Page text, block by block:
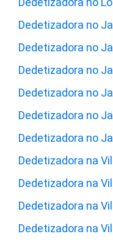
Dedetizadora no
Dedetizadora no
Dedetizadora no
Dedetizadora no
Dedetizadora no
Dedetizadora no
Dedetizadora na
Dedetizadora na
Dedetizadora na
Dedetizadora na